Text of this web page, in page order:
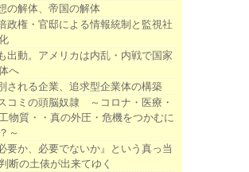
の解体、帝国の解体
政権・官邸による情報統制と監視社
出動。アメリカは内乱・内戦で国家
へ
される企業、追求型企業体の構築
コミの頭脳奴隷 ～コロナ・医療・
物質・・真の外圧・危機をつかむに
～
必要か、必要でないか』という真っ当
断の土俵が出来てゆく